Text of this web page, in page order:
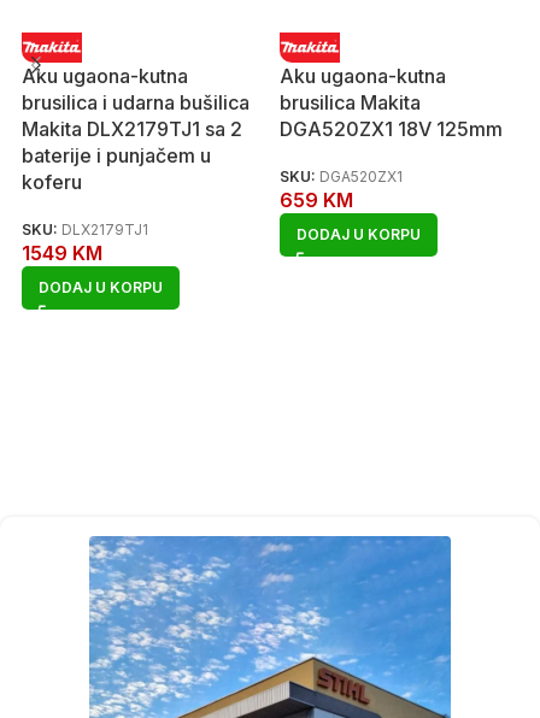
Aku ugaona-kutna
brusilica i udarna bušilica
Makita DLX2179TJ1 sa 2
baterije i punjačem u
koferu
SKU: DLX2179TJ1
1549 KM
DODAJ U KORPU
Aku ugaona-kutna
brusilica Makita
DGA520ZX1 18V 125mm
SKU: DGA520ZX1
659 KM
DODAJ U KORPU